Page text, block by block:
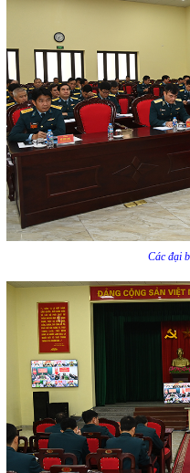
Các đại